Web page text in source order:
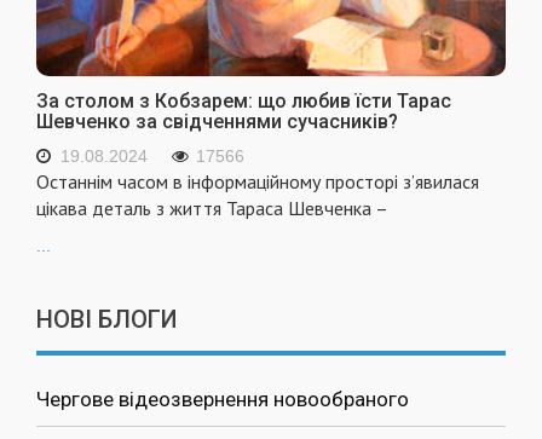
За столом з Кобзарем: що любив їсти Тарас
Шевченко за свідченнями сучасників?
19.08.2024 17566
Останнім часом в інформаційному просторі з’явилася
цікава деталь з життя Тараса Шевченка –
НОВІ БЛОГИ
Чергове відеозвернення новообраного